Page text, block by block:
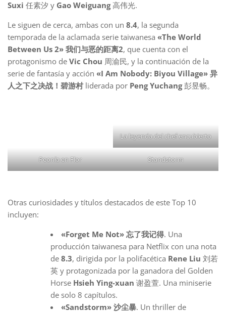
Suxi 任素汐 y Gao Weiguang高伟光.
Le siguen de cerca, ambas con un 8.4, la segunda
temporada de la aclamada serie taiwanesa «The World
Between Us 2» 我们与恶的距离2, que cuenta con el
protagonismo de Vic Chou 周渝民, y la continuación de la
serie de fantasía y acción «I Am Nobody: Biyou Village» 异
人之下之决战！碧游村liderada por Peng Yuchang彭昱畅。
La leyenda del chef encubierto
Peonía en Flor Standstorm
Otras curiosidades y títulos destacados de este Top 10
incluyen:
«Forget Me Not» 忘了我记得. Una
producción taiwanesa para Netflix con una nota
de 8.3, dirigida por la polifacética Rene Liu 刘若
英 y protagonizada por la ganadora del Golden
Horse Hsieh Ying-xuan 谢盈萱. Una miniserie
de solo 8 capítulos.
«Sandstorm» 沙尘暴. Un thriller de